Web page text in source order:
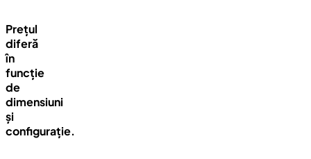
Prețul
diferă
în
funcție
de
dimensiuni
și
configurație.